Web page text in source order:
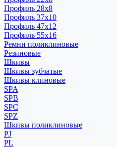
Профиль 28x8
Профиль 37x10
Профиль 47x12
Профиль 55x16
Ремни поликлиновые
Резиновые
Шкивы
Шкивы зубчатые
Шкивы клиновые
SPA
SPB
SPC
SPZ
Шкивы поликлиновые
PJ
PL